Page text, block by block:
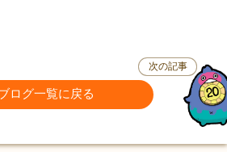
ログ一覧に戻る
次の記事